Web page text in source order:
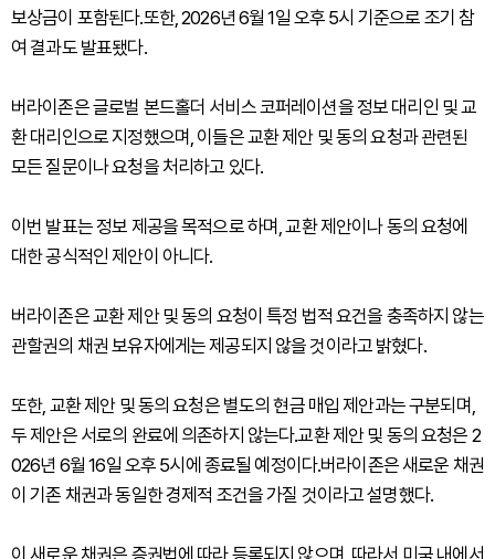
보상금이 포함된다.또한, 2026년 6월 1일 오후 5시 기준으로 조기 참
여 결과도 발표됐다.
버라이존은 글로벌 본드홀더 서비스 코퍼레이션을 정보 대리인 및 교
환 대리인으로 지정했으며, 이들은 교환 제안 및 동의 요청과 관련된
모든 질문이나 요청을 처리하고 있다.
이번 발표는 정보 제공을 목적으로 하며, 교환 제안이나 동의 요청에
대한 공식적인 제안이 아니다.
버라이존은 교환 제안 및 동의 요청이 특정 법적 요건을 충족하지 않는
관할권의 채권 보유자에게는 제공되지 않을 것이라고 밝혔다.
또한, 교환 제안 및 동의 요청은 별도의 현금 매입 제안과는 구분되며,
두 제안은 서로의 완료에 의존하지 않는다.교환 제안 및 동의 요청은 2
026년 6월 16일 오후 5시에 종료될 예정이다.버라이존은 새로운 채권
이 기존 채권과 동일한 경제적 조건을 가질 것이라고 설명했다.
이 새로운 채권은 증권법에 따라 등록되지 않으며, 따라서 미국 내에서